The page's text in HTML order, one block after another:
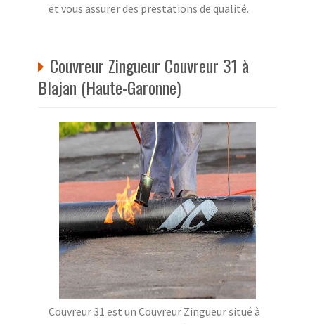
et vous assurer des prestations de qualité.
Couvreur Zingueur Couvreur 31 à
Blajan (Haute-Garonne)
Couvreur 31 est un Couvreur Zingueur situé à